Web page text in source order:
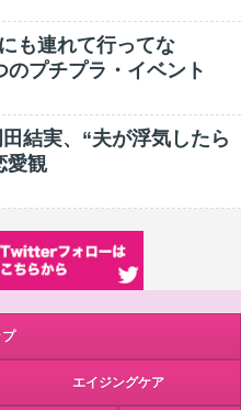
も連れて行ってな
プチプラ・イベント
結実、“夫が浮気したら
愛観
プ
エイジングケア